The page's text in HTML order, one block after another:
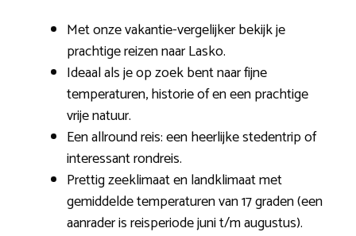
Met onze vakantie-vergelijker bekijk je
prachtige reizen naar Lasko.
Ideaal als je op zoek bent naar fijne
temperaturen, historie of en een prachtige
vrije natuur.
Een allround reis: een heerlijke stedentrip of
interessant rondreis.
Prettig zeeklimaat en landklimaat met
gemiddelde temperaturen van 17 graden (een
aanrader is reisperiode juni t/m augustus).